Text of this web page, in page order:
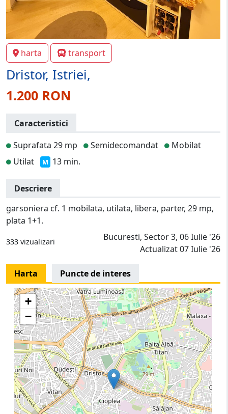
harta transport
Dristor, Istriei,
1.200 RON
Caracteristici
Suprafata 29 mp
Semidecomandat
Mobilat
Utilat
M 13 min.
Descriere
garsoniera cf. 1 mobilata, utilata, libera, parter, 29 mp,
plata 1+1.
333 vizualizari
Bucuresti, Sector 3, 06 Iulie '26
Actualizat 07 Iulie '26
Harta Puncte de interes
+
−